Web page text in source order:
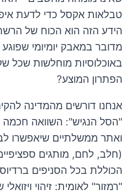
טבלאות אקסל כדי לדעת
הידע הזה הוא הכוח של
מדובר במאבק יומיומי
באוכלוסיות מוחלשות שכל
הפתרון המוצע?
אנחנו דורשים מהמדינה
"הסל הנגיש": השוואה חכמה
ואתר ממשלתיים שיאפשרו
(חלב, לחם, מותגים
הכוללת בכל הסניפים
"רמזור" לאומית: זיהוי